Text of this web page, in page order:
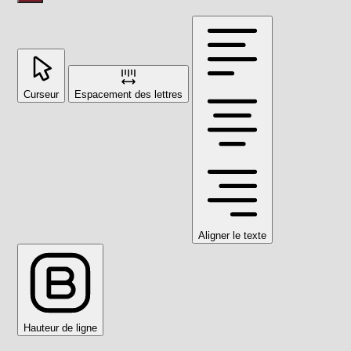
Curseur Espacement des lettres
Aligner le texte
Hauteur de ligne